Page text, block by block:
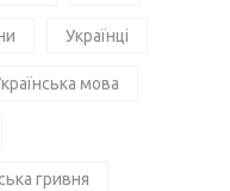
Українці
мова
гривня